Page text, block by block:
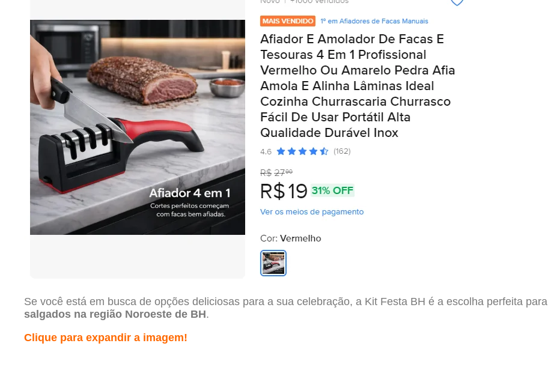
Se você está em busca de opções deliciosas para a sua celebração, a Kit Festa BH é a escolha perfeita para
salgados na região Noroeste de BH.
Clique para expandir a imagem!